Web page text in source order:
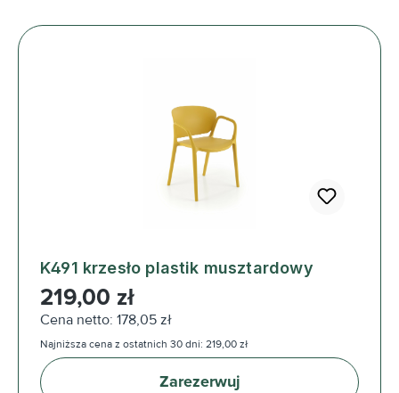
K491 krzesło plastik musztardowy
Cena regularna:
219,00 zł
Cena netto: 178,05 zł
Najniższa cena z ostatnich 30 dni: 219,00 zł
Zarezerwuj